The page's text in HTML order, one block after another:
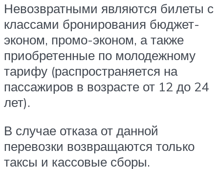
Невозвратными являются билеты с
классами бронирования бюджет-
эконом, промо-эконом, а также
приобретенные по молодежному
тарифу (распространяется на
пассажиров в возрасте от 12 до 24
лет).
В случае отказа от данной
перевозки возвращаются только
таксы и кассовые сборы.